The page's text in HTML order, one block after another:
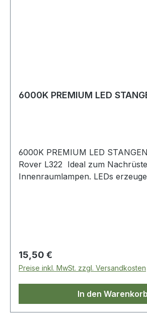
6000K PREMIUM LED
6000K PREMIUM LED
Rover L322 Ideal zum Nachrüsten von
Innenraumlampen. LEDs
Regulärer Preis:
15,50 €
Preise inkl. MwSt. zzgl. Versandkosten
In den Warenkorb